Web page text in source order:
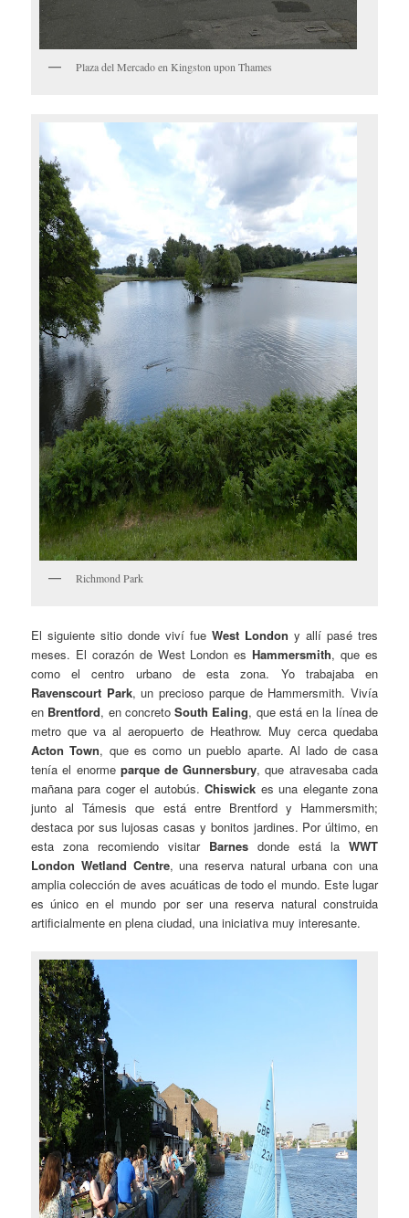
Plaza del Mercado en Kingston upon Thames
Richmond Park
El siguiente sitio donde viví fue West London y allí pasé tres
meses. El corazón de West London esHammersmith, que es
como el centro urbano de esta zona. Yo trabajaba en
Ravenscourt Park, un precioso parque de Hammersmith. Vivía
en Brentford, en concretoSouth Ealing, que está en la línea de
metro que va al aeropuerto de Heathrow. Muy cerca quedaba
Acton Town, que es como un pueblo aparte. Al lado de casa
tenía el enorme parque de Gunnersbury, que atravesaba cada
mañana para coger el autobús.Chiswick es una elegante zona
junto al Támesis que está entre Brentford y Hammersmith;
destaca por sus lujosas casas y bonitos jardines. Por último, en
esta zona recomiendo visitar Barnes donde está la WWT
London Wetland Centre, una reserva natural urbana con una
amplia colección de aves acuáticas de todo el mundo. Este lugar
es único en el mundo por ser una reserva natural construida
artificialmente en plena ciudad, una iniciativa muy interesante.